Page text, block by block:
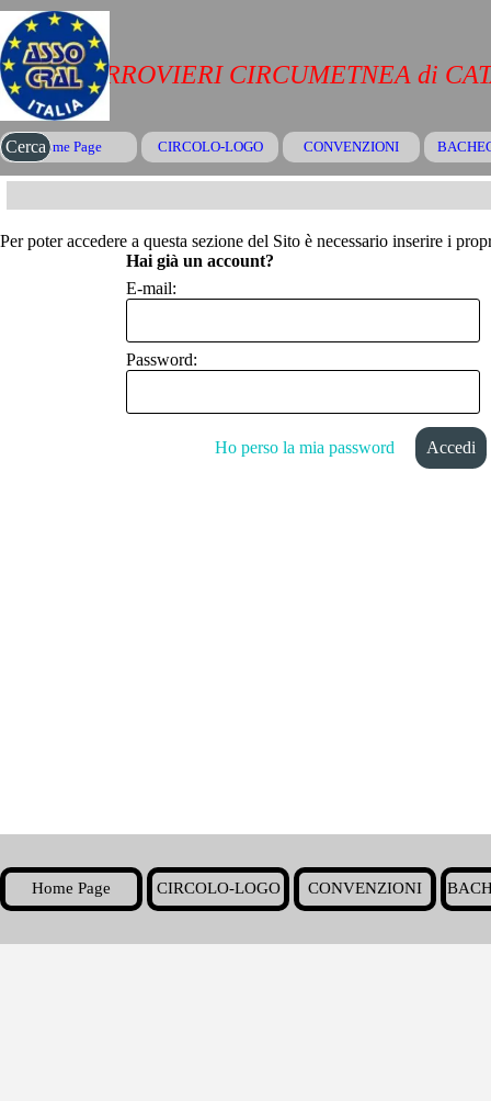
Vai ai contenuti
Salta menù
Home Page CIRCOLO-LOGO ▼
CONVENZIONI
CRAL FERROVIERI CIRCUMETNEA di
Cerca
Per poter accedere a questa sezione del Sito è necessario inserire i
Hai già un account?
E-mail:
Password:
Ho perso la mia password
Home Page CIRCOLO-LOGO ▼
CONVENZIONI